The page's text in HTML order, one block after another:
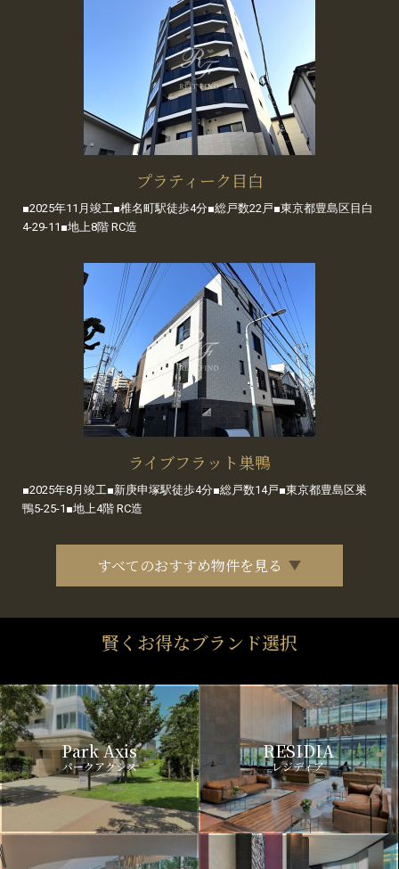
プラティーク目白
■2025年11月竣工■椎名町駅徒歩4分■総戸数22戸■東京都豊島区目白
4-29-11■地上8階 RC造
ライブフラット巣鴨
■2025年8月竣工■新庚申塚駅徒歩4分■総戸数14戸■東京都豊島区巣
鴨5-25-1■地上4階 RC造
すべてのおすすめ物件を見る
賢くお得なブランド選択
Park Axis
パークアクシス
RESIDIA
レジディア